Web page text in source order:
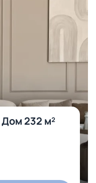
232 м²